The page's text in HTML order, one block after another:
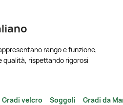
rango e funzione,
rispettando rigorosi
Gradi velcro Soggoli Gradi da